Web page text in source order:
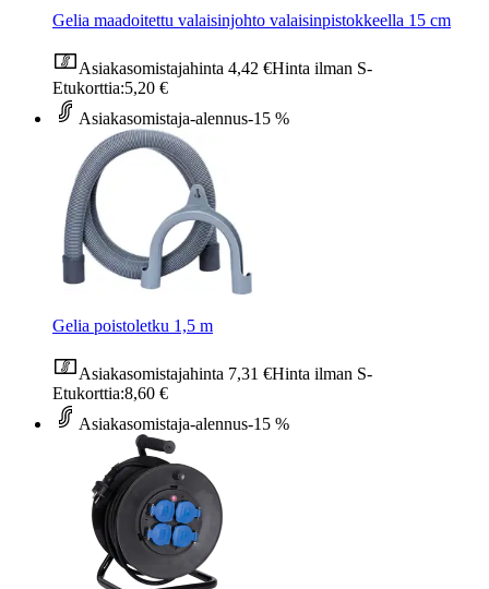
Gelia maadoitettu valaisinjohto valaisinpistokkeella 15 cm
Asiakasomistajahinta 4,42 €Hinta ilman S-
Etukorttia:5,20 €
Asiakasomistaja-alennus-15 %
Gelia poistoletku 1,5 m
Asiakasomistajahinta 7,31 €Hinta ilman S-
Etukorttia:8,60 €
Asiakasomistaja-alennus-15 %